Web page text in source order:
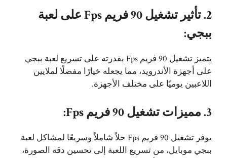
2. تأثير تشغيل 90 فريم Fps على لعبة
ببجي:
يتميز تشغيل 90 فريم Fps بقدرته على تسريع لعبة ببجي
على أجهزة الأندرويد، مما يجعله خيارًا مفضلًا لملايين
اللاعبين يوميًا على مختلف الأجهزة.
3. مميزات تشغيل 90 فريم Fps:
يوفر تشغيل 90 فريم Fps حلاً شاملاً وسريعًا لمشاكل لعبة
ببجي موبايل، من تسريع اللعبة إلى تحسين دقة الصورة،